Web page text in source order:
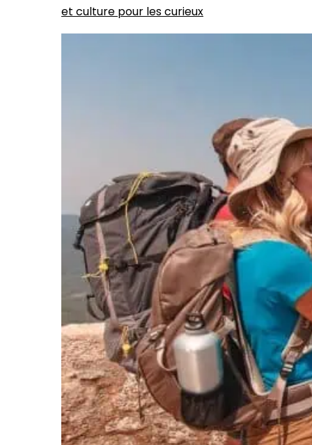
et culture pour les curieux